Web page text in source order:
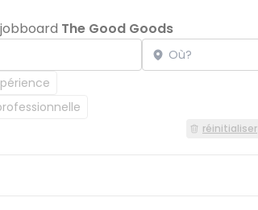
The Good Goods
Localisation
réinitialiser